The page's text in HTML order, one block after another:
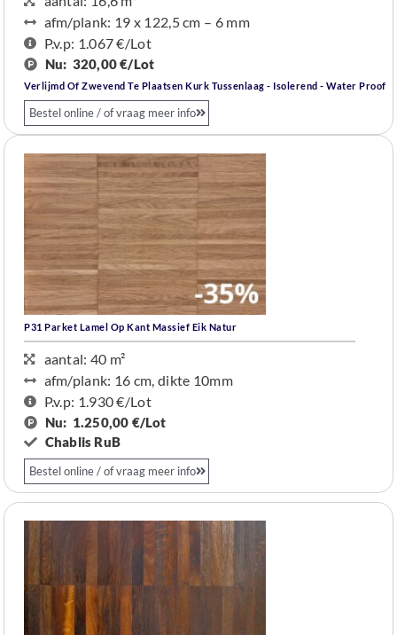
afm/plank: 19 x 122,5 cm – 6 mm
P.v.p: 1.067 €/Lot
Nu: 320,00 €/Lot
Verlijmd Of Zwevend Te Plaatsen Kurk Tussenlaag - Isolerend - Water Proof
Bestel online / of vraag meer info
P31 Parket Lamel Op Kant Massief Eik Natur
aantal: 40 m²
afm/plank: 16 cm, dikte 10mm
P.v.p: 1.930 €/Lot
Nu: 1.250,00 €/Lot
Chablis RuB
Bestel online / of vraag meer info